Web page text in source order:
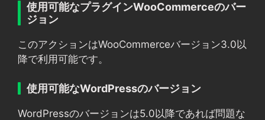
使用可能なプラグインWooCommerceのバー
ジョン
このアクションはWooCommerceバージョン3.0以
降で利用可能です。
使用可能なWordPressのバージョン
WordPressのバージョンは5.0以降であれば問題な